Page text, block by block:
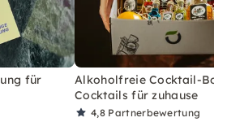
für
Alkoholfreie Cocktail-Box
Cocktails für zuhause
4,8 Partnerbewertung